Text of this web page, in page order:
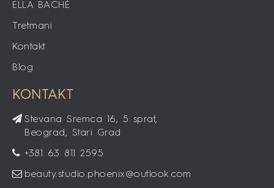
ELLA BACHÉ
Tretmani
Kontakt
Blog
KONTAKT
Stevana Sremca 16, 5 sprat,
Beograd, Stari Grad
+381 63 811 2595
beauty.studio.phoenix@outlook.com